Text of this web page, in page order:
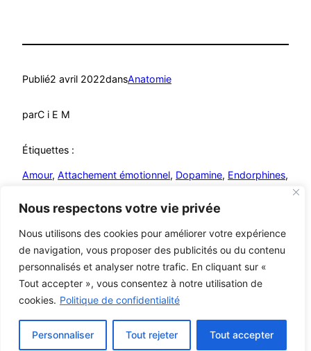
Nous respectons votre vie privée
Nous utilisons des cookies pour améliorer votre expérience
de navigation, vous proposer des publicités ou du contenu
personnalisés et analyser notre trafic. En cliquant sur «
Tout accepter », vous consentez à notre utilisation de
cookies. Politique de confidentialité
Personnaliser Tout rejeter Tout accepter
Publié2 avril 2022dansAnatomie
parC i E M
Étiquettes :
Amour, Attachement émotionnel, Dopamine, Endorphines
Mutualistes – MCA © C i E M
Mentions légales